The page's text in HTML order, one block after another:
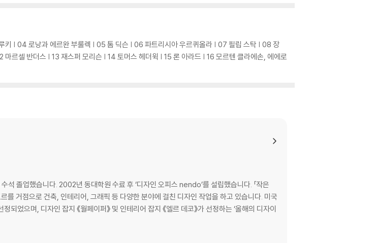
키 | 04 로낭과 에르완 부룰렉 | 05 톰 딕슨 | 06 파트리시아 우르퀴올라 | 07 필립 스탁 | 08 장
르셀 반더스 | 13 재스퍼 모리슨 | 14 토머스 헤더윅 | 15 론 아라드 | 16 모르텐 클라에손, 에에로
졸업했습니다. 2002년 동대학원 수료 후 ‘디자인 오피스 nendo’를 설립했습니다. 「작은
를 거점으로 건축, 인테리어, 그래픽 등 다양한 분야에 걸친 디자인 작업을 하고 있습니다. 미국
되었으며, 디자인 잡지 《월페이퍼》 및 인테리어 잡지 《엘르 데코》가 선정하는 ‘올해의 디자이